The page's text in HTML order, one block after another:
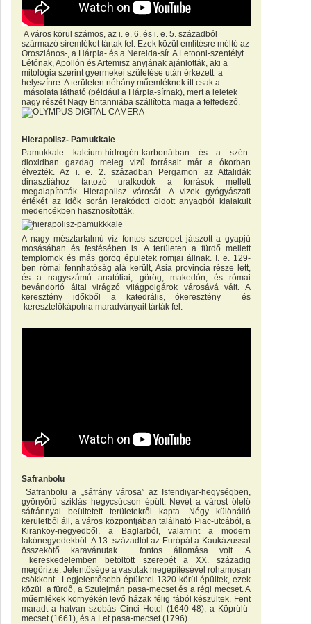
A város körül számos, az i. e. 6. és i. e. 5. századból
származó síremléket tártak fel. Ezek közül említésre méltó az
Oroszlános-, a Hárpia- és a Nereida-sír. A Letooni-szentélyt
Létónak, Apollón és Artemisz anyjának ajánlották, aki a
mitológia szerint gyermekei születése után érkezett a
helyszínre. A területen néhány műemléknek itt csak a
másolata látható (például a Hárpia-sírnak), mert a leletek
nagy részét Nagy Britanniába szállította maga a felfedező.
Hierapolisz- Pamukkale
Pamukkale kalcium-hidrogén-karbonátban és a szén-
dioxidban gazdag meleg vizű forrásait már a ókorban
élvezték. Az i. e. 2. században Pergamon az Attalidák
dinasztiához tartozó uralkodók a források mellett
megalapították Hierapolisz városát. A vizek gyógyászati
értékét az idők során lerakódott oldott anyagból kialakult
medencékben hasznosították.
A nagy mésztartalmú víz fontos szerepet játszott a gyapjú
mosásában és festésében is. A területen a fürdő mellett
templomok és más görög épületek romjai állnak. I. e. 129-
ben római fennhatóság alá került, Asia provincia része lett,
és a nagyszámú anatóliai, görög, makedón, és római
bevándorló által virágzó világpolgárok városává vált. A
keresztény időkből a katedrális, ókeresztény és
keresztelőkápolna maradványait tárták fel.
Safranbolu
Safranbolu a „sáfrány városa” az Isfendiyar-hegységben,
gyönyörű sziklás hegycsúcson épült. Nevét a várost ölelő
sáfránnyal beültetett területekről kapta. Négy különálló
kerületből áll, a város központjában található Piac-utcából, a
Kiranköy-negyedből, a Baglarból, valamint a modern
lakónegyedekből. A 13. századtól az Európát a Kaukázussal
összekötő karavánutak fontos állomása volt. A
kereskedelemben betöltött szerepét a XX. századig
megőrizte. Jelentősége a vasutak megépítésével rohamosan
csökkent. Legjelentősebb épületei 1320 körül épültek, ezek
közül a fürdő, a Szulejmán pasa-mecset és a régi mecset. A
műemlékek környékén levő házak félig fából készültek. Fent
maradt a hatvan szobás Cinci Hotel (1640-48), a Köprülü-
mecset (1661), és a Let pasa-mecset (1796).